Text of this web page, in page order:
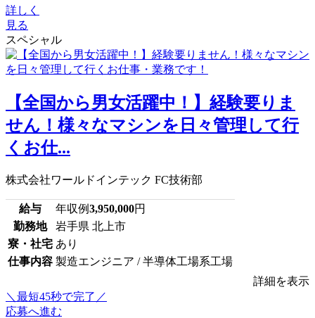
詳しく
見る
スペシャル
【全国から男女活躍中！】経験要りま
せん！様々なマシンを日々管理して行
くお仕...
株式会社ワールドインテック FC技術部
給与 年収例3,950,000円
勤務地
岩手県 北上市
寮・社宅 あり
仕事内容 製造エンジニア / 半導体工場系工場
詳細を表示
＼最短45秒で完了／
応募へ進む